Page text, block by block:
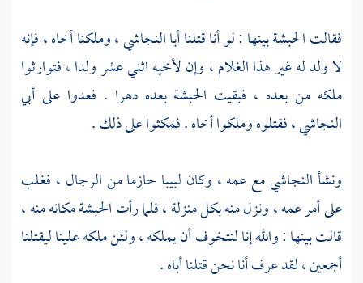
فقالتالحبشةبينها : لو أنا قتلنا أباالنجاشي، وملكنا أخاه ، فإنه
لا ولد له غير هذا الغلام ، وإن لأخيه اثني عشر ولدا ، فتوارثوا
ملكه من بعده ، فبقيت الحبشةبعده دهرا . فعدوا على أبي
النجاشي، فقتلوه وملكوا أخاه . فمكثوا على ذلك .
ونشأالنجاشيمع عمه ، وكان لبيبا حازما من الرجال ، فغلب
على أمر عمه ، ونزل منه بكل منزلة ، فلما رأتالحبشةمكانه منه ،
قالت بينها : والله إنا لنتخوف أن يملكه ، ولئن ملكه علينا ليقتلنا
أجمعين ، لقد عرف أنا نحن قتلنا أباه .